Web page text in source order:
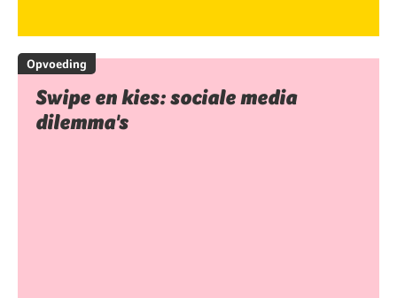
Opvoeding
Swipe en kies: sociale media
dilemma's